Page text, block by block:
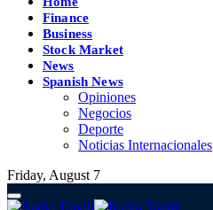
Finance
Business
Stock Market
News
Spanish News
Opiniones
Negocios
Deporte
Noticias Internacionales
Friday, August 7